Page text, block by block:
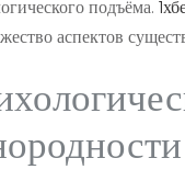
подъёма.
аспектов